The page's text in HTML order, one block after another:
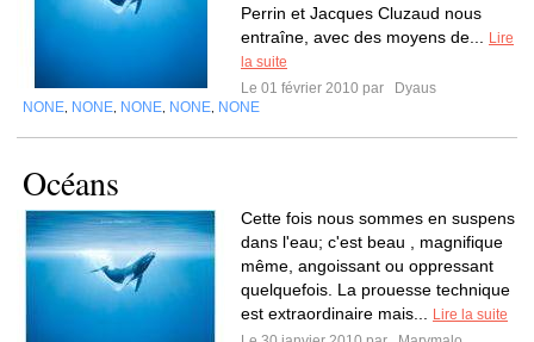
Perrin et Jacques Cluzaud nous
entraîne, avec des moyens de...
Lire
la suite
Le 01 février 2010 par
Dyaus
NONE NONE NONE NONE NONE
Océans
Cette fois nous sommes en suspens
dans l'eau; c'est beau , magnifique
même, angoissant ou oppressant
quelquefois. La prouesse technique
est extraordinaire mais...
Lire la suite